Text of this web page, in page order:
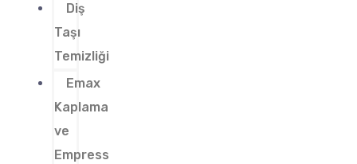
Diş
Taşı
Temizliği
Emax
Kaplama
ve
Empress